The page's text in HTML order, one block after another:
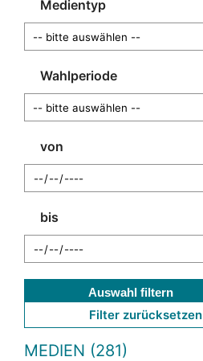
Medientyp
Wahlperiode
von
bis
Auswahl filtern
Filter zurücksetzen
MEDIEN (281)